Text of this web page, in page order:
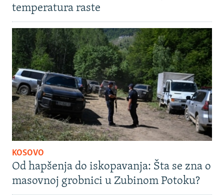
temperatura raste
KOSOVO
Od hapšenja do iskopavanja: Šta se zna o
masovnoj grobnici u Zubinom Potoku?